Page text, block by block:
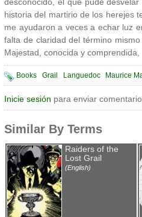
desconocido, el que pude
historia del martirio de los herejes
me ayudaron a veces a echar luz
falta de claridad del término
Majestad, conocida y
Books Grail Languedoc Maurice
Inicie sesión para enviar
Similar By Terms
Raiders of the
Lost Grail
(English)